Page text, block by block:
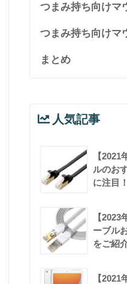
つまみ持ち向けマ
つまみ持ち向けマ
まとめ
人気記事
【
ルのお
に注目！
【
ーブル
をご紹
【